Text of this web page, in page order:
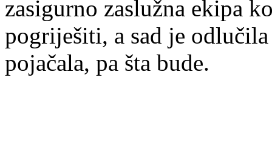
zasigurno zaslužna ekipa
pogriješiti, a sad je
pojačala, pa šta bude.